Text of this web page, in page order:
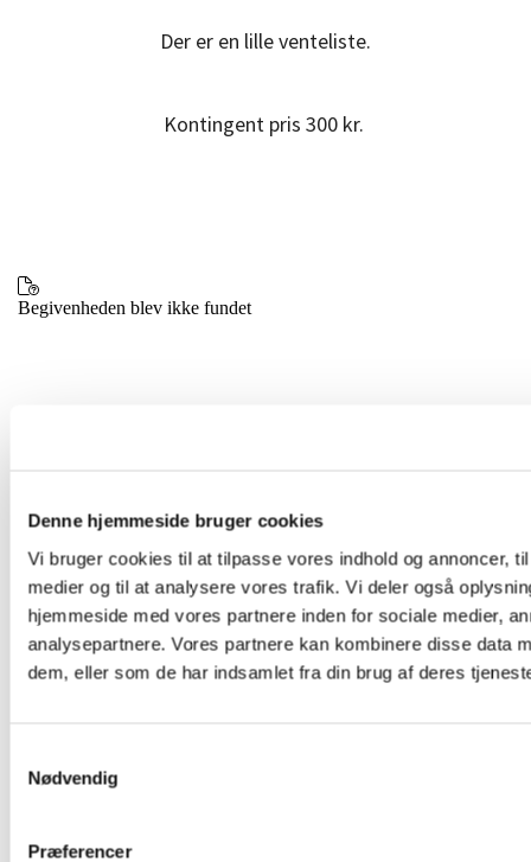
Denne hjemmeside bruger cookies
Vi bruger cookies til at tilpasse vores indhold og annoncer,
medier og til at analysere vores trafik. Vi deler også
hjemmeside med vores partnere inden for sociale medier,
analysepartnere. Vores partnere kan kombinere disse data
dem, eller som de har indsamlet fra din brug af deres
Nødvendig
Præferencer
Der er en lille venteliste.
Kontingent pris 300 kr.